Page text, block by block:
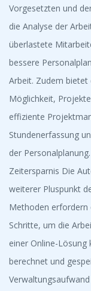
Vorgesetzten und
die Analyse der
überlastete
bessere
Arbeit. Zudem bietet
Möglichkeit,
effiziente
Stundenerfassung
der
Zeitersparnis Die
weiterer Pluspunkt
Methoden erfordern
Schritte, um die
einer Online-
berechnet und